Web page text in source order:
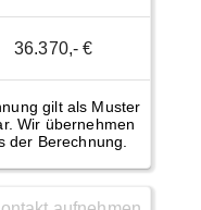
36.370,- €
gilt als Muster
Wir übernehmen
der Berechnung.